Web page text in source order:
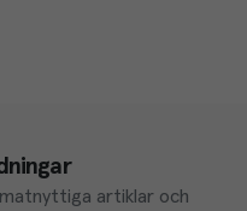
artiklar och